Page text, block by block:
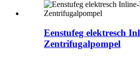
Eenstufeg elektresch
Zentrifugalpompel